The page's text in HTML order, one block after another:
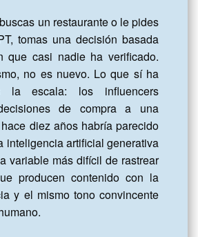
un restaurante o le pides
tomas una decisión basada
que casi nadie ha verificado.
no es nuevo. Lo que sí ha
la escala: los influencers
de compra a una
diez años habría parecido
inteligencia artificial generativa
variable más difícil de rastrear
producen contenido con la
y el mismo tono convincente